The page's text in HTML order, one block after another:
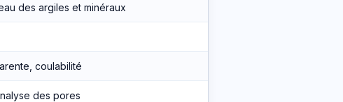
des argiles et minéraux
coulabilité
des pores